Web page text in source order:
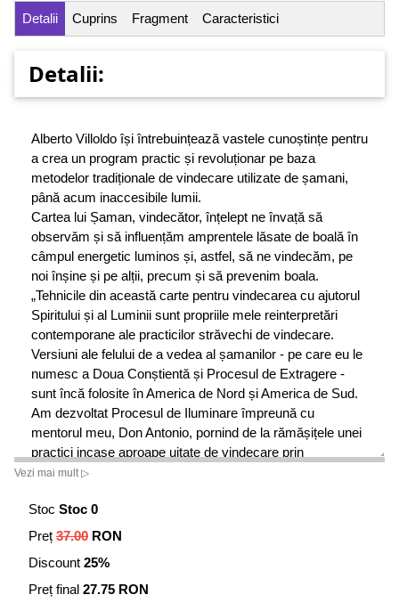
Detalii Cuprins Fragment Caracteristici
Detalii:
Alberto Villoldo își întrebuințează vastele cunoștințe pentru
a crea un program practic și revoluționar pe baza
metodelor tradiționale de vindecare utilizate de șamani,
până acum inaccesibile lumii.
Cartea lui Șaman, vindecător, înțelept ne învață să
observăm și să influențăm amprentele lăsate de boală în
câmpul energetic luminos și, astfel, să ne vindecăm, pe
noi înșine și pe alții, precum și să prevenim boala.
„Tehnicile din această carte pentru vindecarea cu ajutorul
Spiritului și al Luminii sunt propriile mele reinterpretări
contemporane ale practicilor străvechi de vindecare.
Versiuni ale felului de a vedea al șamanilor - pe care eu le
numesc a Doua Conștientă și Procesul de Extragere -
sunt încă folosite în America de Nord și America de Sud.
Am dezvoltat Procesul de Iluminare împreună cu
mentorul meu, Don Antonio, pornind de la rămășițele unei
practici incașe aproape uitate de vindecare prin
intermediul Câmpului Energetic de Lumină. Aceste tehnici
folosite doar în condițiile unui cod etic și ale unei integrități
de nestrămutat.” (Alberto Villoldo)
SÃ DESCOPERIM O DIMENSIUNE ABSOLUT NOUÃ
A VINDECÃRII
Vezi mai mult ▷
Stoc Stoc 0
Preț 37.00 RON
Discount 25%
Preț final 27.75 RON